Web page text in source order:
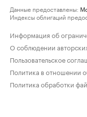
Данные предоставлены:
Индексы облигаций
Информация об
О соблюдении
Пользовательское
Политика в отношении
Политика обработки